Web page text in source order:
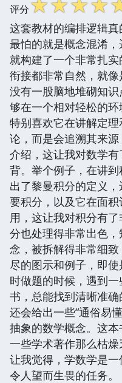
评分
这套教材的编排逻辑
最怕的就是概念混淆
就构建了一个非常扎
衔接都非常自然，就
没有一股脑地堆砌知
够在一个相对轻松的
特别喜欢它在讲解定
论，而是会追溯其来
介绍，这让我对数学
背。举个例子，在讲
出了黎曼积分的定义
要积分，以及它在面
用，这让我对积分有
分也处理得非常出色
念，被拆解得非常细
尽的图示和例子，即
时做题的时候，遇到
书，总能找到清晰准
还会给出一些“通俗易
抽象的数学概念。这
一些学术著作那么枯
让我觉得，学数学是
令人望而生畏的任务。